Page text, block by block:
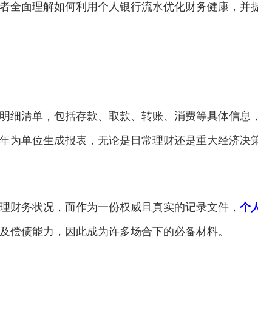
全面理解如何利用个人银行流水优化财务健康，并
细清单，包括存款、取款、转账、消费等具体信息
为单位生成报表，无论是日常理财还是重大经济决
财务状况，而作为一份权威且真实的记录文件， 个
债能力，因此成为许多场合下的必备材料。